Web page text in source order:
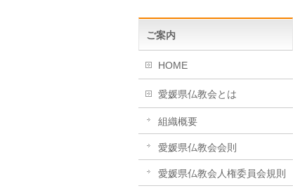
ご案内
HOME
愛媛県仏教会とは
組織概要
愛媛県仏教会会則
愛媛県仏教会人権委員会規則